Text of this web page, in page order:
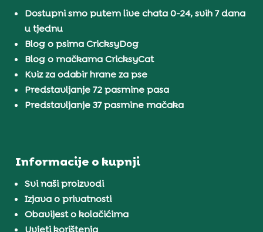
Dostupni smo putem live chata 0-24, svih 7 dana
u tjednu
Blog o psima CricksyDog
Blog o mačkama CricksyCat
Kviz za odabir hrane za pse
Predstavljanje 72 pasmine pasa
Predstavljanje 37 pasmine mačaka
Informacije o kupnji
Svi naši proizvodi
Izjava o privatnosti
Obavijest o kolačićima
Uvjeti korištenja